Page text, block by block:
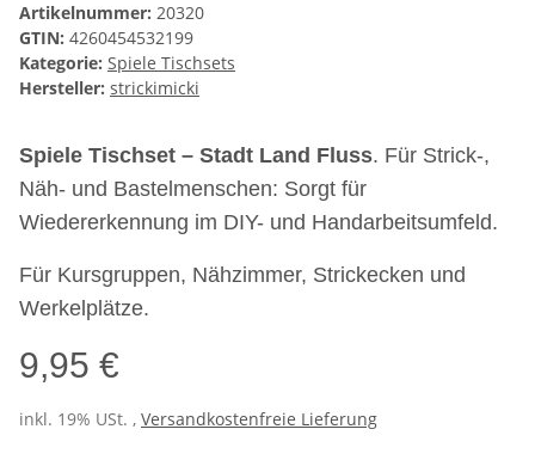
Artikelnummer: 20320
GTIN: 4260454532199
Kategorie: Spiele Tischsets
Hersteller: strickimicki
Spiele Tischset – Stadt Land Fluss. Für Strick-,
Näh- und Bastelmenschen: Sorgt für
Wiedererkennung im DIY- und Handarbeitsumfeld.
Für Kursgruppen, Nähzimmer, Strickecken und
Werkelplätze.
9,95 €
inkl. 19% USt. , Versandkostenfreie Lieferung